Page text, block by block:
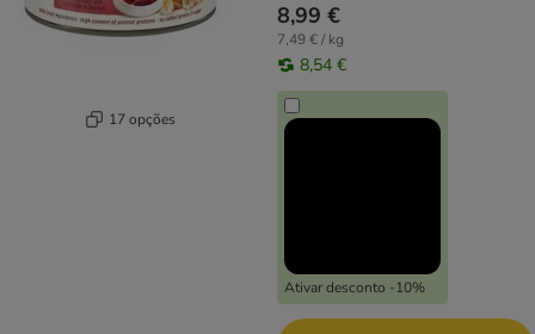
17 opções
8,99 €
7,49 € / kg
8,54 €
Ativar desconto -10%